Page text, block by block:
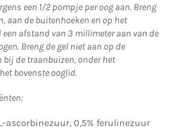
een 1/2 pompje per oog aan. Breng
aan de buitenhoeken en op het
een afstand van 3 millimeter aan van de
Breng de gel niet aan op de
bij de traanbuizen, onder het
bovenste ooglid.
ascorbinezuur, 0,5% ferulinezuur